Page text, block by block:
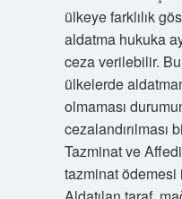
ülkeye farklılık
aldatma hukuka
ceza verilebilir.
ülkelerde
olmaması
cezalandırılması
Tazminat ve
tazminat ödemesi